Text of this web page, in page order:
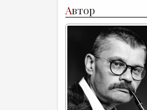
Автор